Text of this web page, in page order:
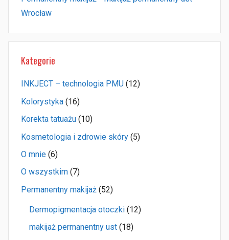
Wrocław
Kategorie
INKJECT – technologia PMU (12)
Kolorystyka (16)
Korekta tatuażu (10)
Kosmetologia i zdrowie skóry (5)
O mnie (6)
O wszystkim (7)
Permanentny makijaż (52)
Dermopigmentacja otoczki (12)
makijaż permanentny ust (18)